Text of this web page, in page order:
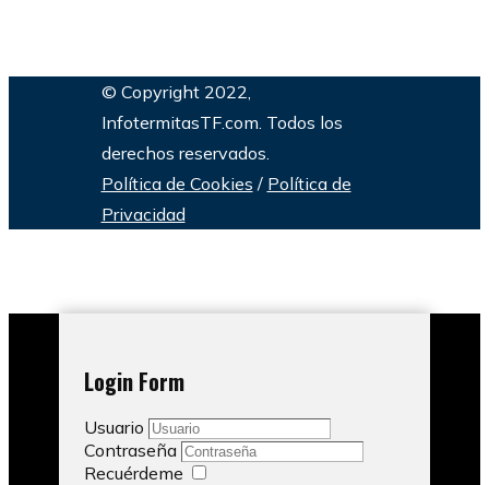
© Copyright 2022,
InfotermitasTF.com. Todos los
derechos reservados.
Política de Cookies / Política de
Privacidad
Login Form
Usuario
Contraseña
Recuérdeme